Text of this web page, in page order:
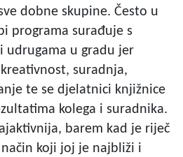
dobne skupine. Često u
programa surađuje s
udrugama u gradu jer
suradnja,
te se djelatnici knjižnice
kolega i suradnika.
barem kad je riječ
koji joj je najbliži i